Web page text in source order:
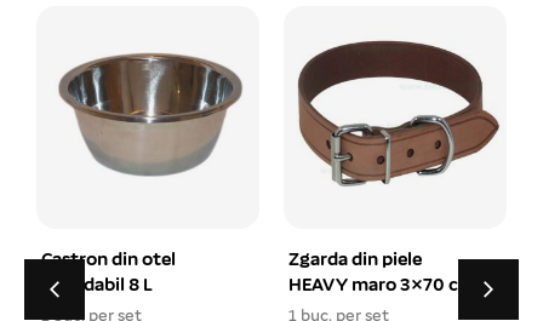
Zgarda din piele
HEAVY maro 3×70 cm
1 buc. per set
Scutece pentru
animale masculi M 10
buc